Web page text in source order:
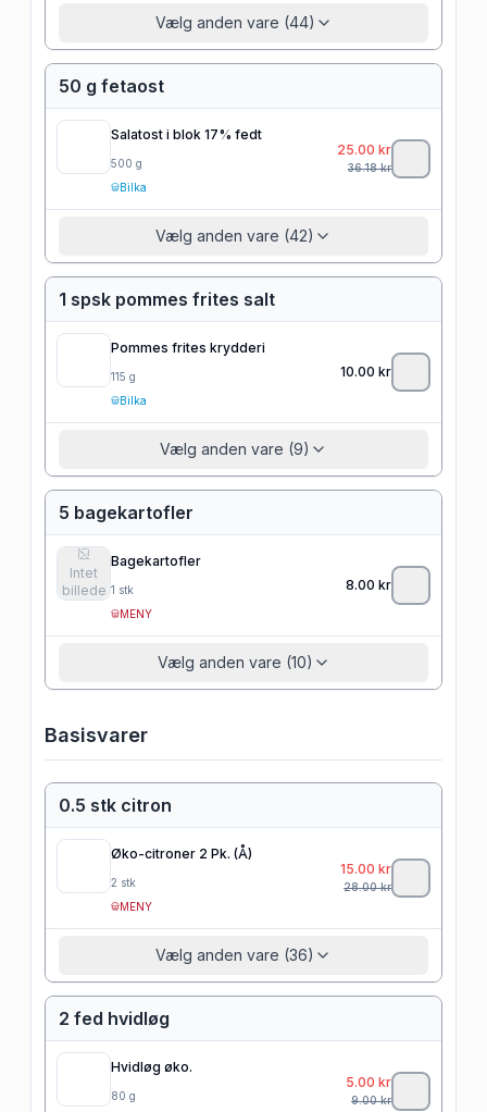
Vælg anden vare (44)
50 g fetaost
Salatost i blok 17% fedt
500 g
Bilka
25.00 kr
36.18kr
Vælg anden vare (42)
1 spsk pommes frites salt
Pommes frites krydderi
115 g
Bilka
10.00 kr
Vælg anden vare (9)
5 bagekartofler
Intet
billede
Bagekartofler
1 stk
MENY
8.00 kr
Vælg anden vare (10)
Basisvarer
0.5 stk citron
Øko-citroner 2 Pk. (Å)
2 stk
MENY
15.00 kr
28.00kr
Vælg anden vare (36)
2 fed hvidløg
Hvidløg øko.
80 g
5.00 kr
9.00kr